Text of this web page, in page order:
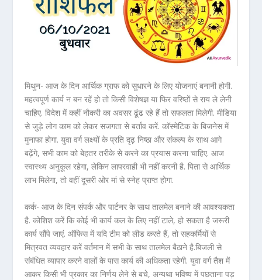
मिथुन- आज के दिन आर्थिक ग्राफ को सुधारने के लिए योजनाएं बनानी होगी.
महत्वपूर्ण कार्य न बन रहें हो तो किसी विशेषज्ञ या फिर वरिष्ठों से राय ले लेनी
चाहिए. विदेश में कहीं नौकरी का अवसर ढूंढ रहे हैं तो सफलता मिलेगी. मीडिया
से जुड़े लोग काम को लेकर सजगता से बर्ताव करें. कॉस्मेटिक के बिजनेस में
मुनाफा होगा. युवा वर्ग लक्ष्यों के प्रति दृढ़ निष्ठा और संकल्प के साथ आगे
बढ़ेंगे, सभी काम को बेहतर तरीके से करने का प्रयास करना चाहिए. आज
स्वास्थ्य अनुकूल रहेगा, लेकिन लापरवाही भी नहीं करनी है. पिता से आर्थिक
लाभ मिलेगा, तो वहीं दूसरी ओर मां से स्नेह प्राप्त होगा.
कर्क- आज के दिन संपर्क और पार्टनर के साथ तालमेल बनाने की आवश्यकता
है. कोशिश करें कि कोई भी कार्य कल के लिए नहीं टाले, हो सकता है जरूरी
कार्य सौंपे जाएं. ऑफिस में यदि टीम को लीड करते हैं, तो सहकर्मियों से
मित्रवत व्यवहार करें वर्तमान में सभी के साथ तालमेल बैठाने है.बिजली से
संबंधित व्यापार करने वालों के पास कार्य की अधिकता रहेगी. युवा वर्ग तैश में
आकर किसी भी प्रकार का निर्णय लेने से बचे, अन्यथा भविष्य में पछताना पड़